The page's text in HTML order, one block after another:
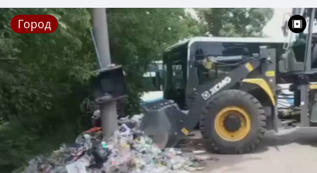
Город